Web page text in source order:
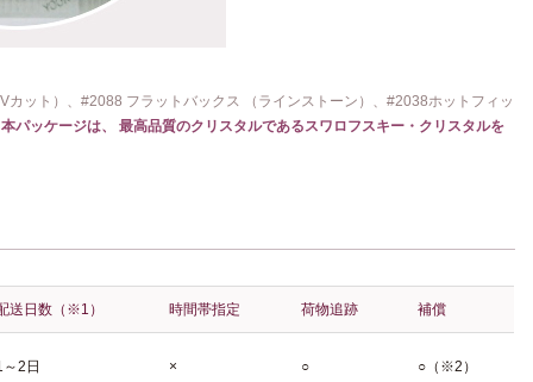
ット）、#2088 フラットバックス （ラインストーン）、#2038ホットフィッ
本パッケージは、 最高品質のクリスタルであるスワロフスキー・クリスタルを
送日数（※1） 時間帯指定 荷物追跡 補償
～2日 × ○ ○（※2）